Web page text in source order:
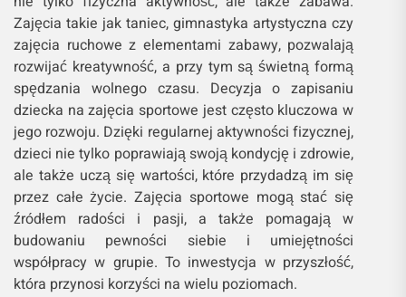
Zajęcia takie jak taniec, gimnastyka artystyczna czy
zajęcia ruchowe z elementami zabawy, pozwalają
rozwijać kreatywność, a przy tym są świetną formą
spędzania wolnego czasu. Decyzja o zapisaniu
dziecka na zajęcia sportowe jest często kluczowa w
jego rozwoju. Dzięki regularnej aktywności fizycznej,
dzieci nie tylko poprawiają swoją kondycję i zdrowie,
ale także uczą się wartości, które przydadzą im się
przez całe życie. Zajęcia sportowe mogą stać się
źródłem radości i pasji, a także pomagają w
budowaniu pewności siebie i umiejętności
współpracy w grupie. To inwestycja w przyszłość,
która przynosi korzyści na wielu poziomach.